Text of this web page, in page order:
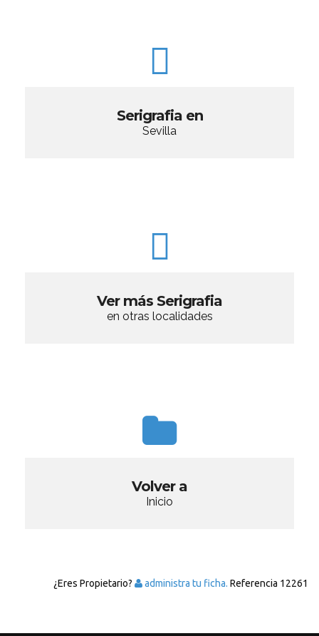
Serigrafia en
Sevilla
Ver más Serigrafia
en otras localidades
Volver a
Inicio
¿Eres Propietario? administra tu ficha. Referencia 12261